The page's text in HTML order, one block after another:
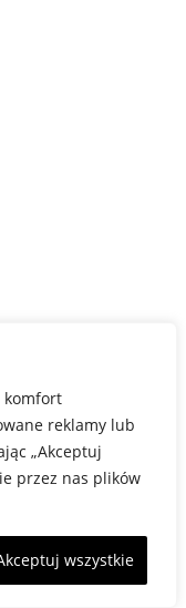
komfort
reklamy lub
„Akceptuj
przez nas plików
wszystkie